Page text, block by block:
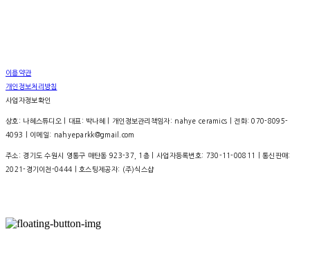
이용약관
개인정보처리방침
사업자정보확인
상호: 나혜스튜디오 | 대표: 박나혜 | 개인정보관리책임자: nahye ceramics | 전화: 070-8095-
4093 | 이메일: nahyeparkk@gmail.com
주소: 경기도 수원시 영통구 매탄동 923-37, 1층 | 사업자등록번호: 730-11-00811
| 통신판매:
2021-경기이천-0444 | 호스팅제공자: (주)식스샵